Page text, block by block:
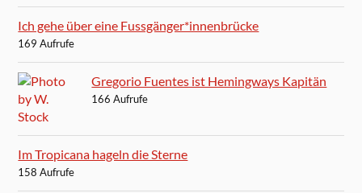
Ich gehe über eine Fussgänger*innenbrücke
169 Aufrufe
Gregorio Fuentes ist Hemingways Kapitän
166 Aufrufe
Im Tropicana hageln die Sterne
158 Aufrufe